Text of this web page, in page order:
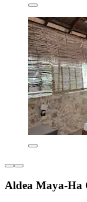
Aldea Maya-Ha